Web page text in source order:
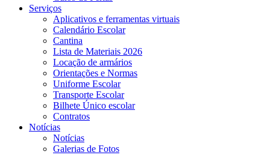
Serviços
Aplicativos e ferramentas virtuais
Calendário Escolar
Cantina
Lista de Materiais 2026
Locação de armários
Orientações e Normas
Uniforme Escolar
Transporte Escolar
Bilhete Único escolar
Contratos
Notícias
Notícias
Galerias de Fotos